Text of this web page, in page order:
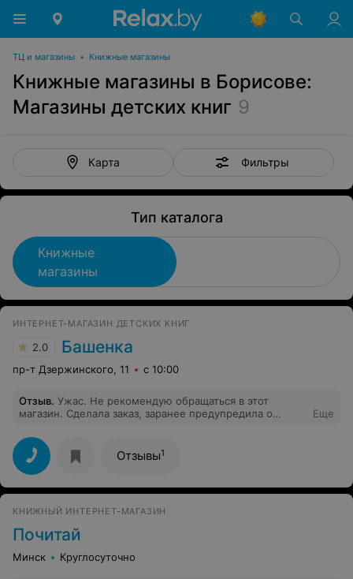
ТЦ и магазины • Книжные магазины
Книжные магазины в Борисове:
Магазины детских книг 9
Карта Фильтры
Тип каталога
Книжные
магазины
ИНТЕРНЕТ-МАГАЗИН ДЕТСКИХ КНИГ
2.0 Башенка
пр-т Дзержинского, 11 с 10:00
Отзыв. Ужас. Не рекомендую обращаться в этот
магазин. Сделала заказ, заранее предупредила о
будет сделано. А в пт,когда позвонила сказали, что в
лучшем случае доставят через неделю. На мое
замечание, что можно предупредить клиентов,
сообщили, что у нас 100 клиентов и что
нецелесообразно предупреждать всех.
Еще
Отзывы1
КНИЖНЫЙ ИНТЕРНЕТ-МАГАЗИН
Почитай
Минск Круглосуточно